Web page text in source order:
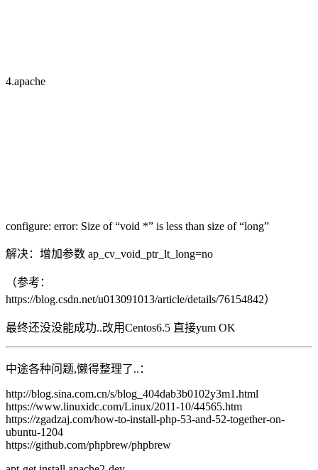
4.apache
configure: error: Size of “void *” is less than size of “long”
解决：增加参数 ap_cv_void_ptr_lt_long=no
（参考：
https://blog.csdn.net/u013091013/article/details/76154842）
最终还没没能成功..改用Centos6.5 直接yum OK
中途各种问题,懒得整理了..：
http://blog.sina.com.cn/s/blog_404dab3b0102y3m1.html
https://www.linuxidc.com/Linux/2011-10/44565.htm
https://zgadzaj.com/how-to-install-php-53-and-52-together-on-
ubuntu-1204
https://github.com/phpbrew/phpbrew